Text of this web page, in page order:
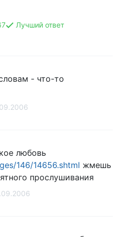
Лучший ответ
- что-то
любовь
146/14656.shtml жмешь
прослушивания